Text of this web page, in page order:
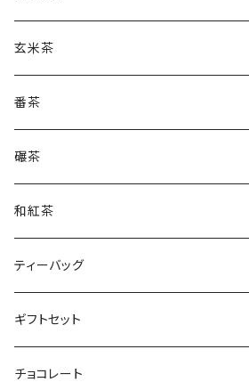
玄米茶
番茶
碾茶
和紅茶
ティーバッグ
ギフトセット
チョコレート